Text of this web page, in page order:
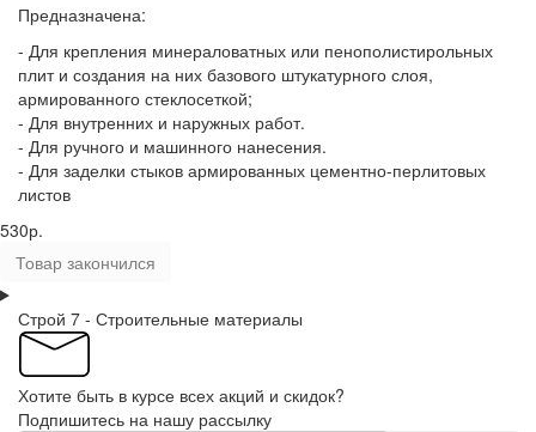
Предназначена:
- Для крепления минераловатных или пенополистирольных
плит и создания на них базового штукатурного слоя,
армированного стеклосеткой;
- Для внутренних и наружных работ.
- Для ручного и машинного нанесения.
- Для заделки стыков армированных цементно-перлитовых
листов
530р.
Товар закончился
Строй 7 - Строительные материалы
Хотите быть в курсе всех акций и скидок?
Подпишитесь на нашу рассылку